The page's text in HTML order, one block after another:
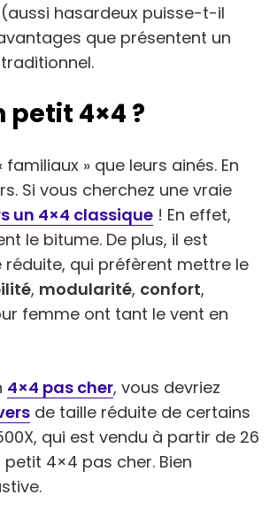
hasardeux puisse-t-il
que présentent un
petit 4×4 ?
» que leurs ainés. En
Si vous cherchez une vraie
un 4×4 classique ! En effet,
le bitume. De plus, il est
qui préfèrent mettre le
, modularité, confort,
femme ont tant le vent en
4×4 pas cher, vous devriez
de taille réduite de certains
qui est vendu à partir de 26
4×4 pas cher. Bien